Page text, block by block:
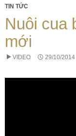
TIN TỨC
Nuôi cua
mới
VIDEO 29/10/2014